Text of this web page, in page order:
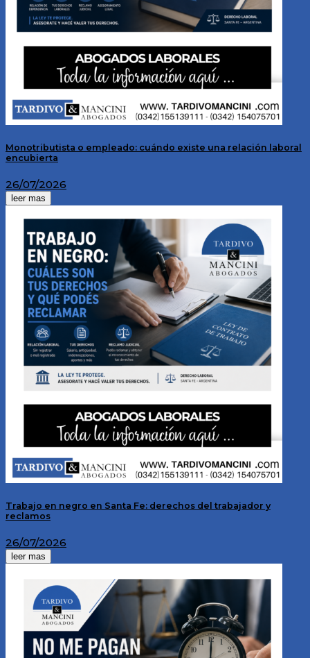
Monotributista o empleado: cuándo existe una relación laboral
encubierta
26/07/2026
leer mas
Trabajo en negro en Santa Fe: derechos del trabajador y
reclamos
26/07/2026
leer mas